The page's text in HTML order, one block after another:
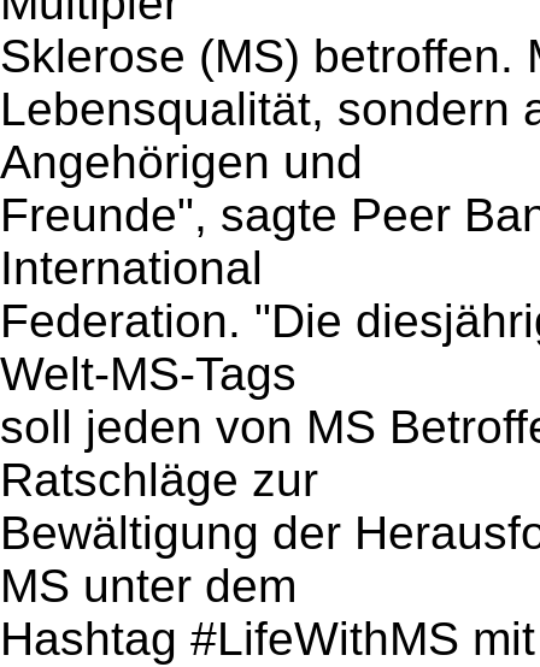
Sklerose (MS) betroffen.
Lebensqualität, sondern
Angehörigen und
Freunde", sagte Peer
International
Federation. "Die
Welt-MS-Tags
soll jeden von MS
Ratschläge zur
Bewältigung der
MS unter dem
Hashtag #LifeWithMS